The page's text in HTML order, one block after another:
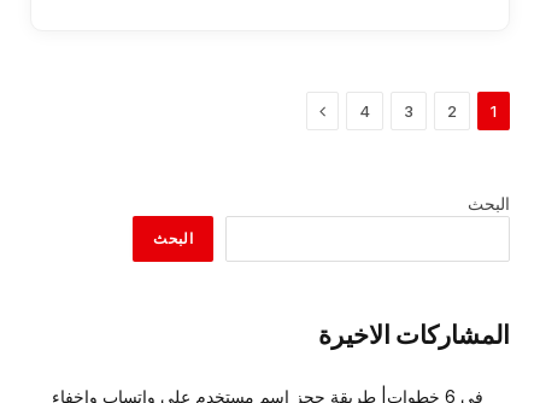
1
2
3
4 التالي
البحث
البحث
المشاركات الاخيرة
في 6 خطوات| طريقة حجز اسم مستخدم على واتساب وإخفاء